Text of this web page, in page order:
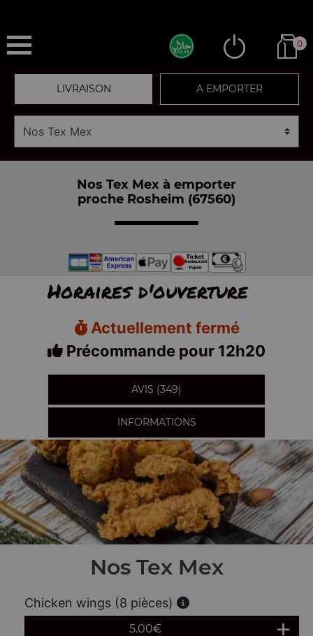
0
LIVRAISON A EMPORTER
Nos Tex Mex à emporter
proche Rosheim (67560)
Horaires d'ouverture
Actuellement fermé
Précommande pour 12h20
AVIS (349)
INFORMATIONS
Nos Tex Mex
Chicken wings (8 pièces)
5.00€